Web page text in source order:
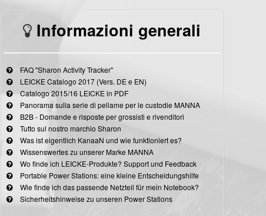
Informazioni generali
FAQ "Sharon Activity Tracker"
LEICKE Catalogo 2017 (Vers. DE e EN)
Catalogo 2015/16 LEICKE in PDF
Panorama sulla serie di pellame per le custodie MANNA
B2B - Domande e risposte per grossisti e rivenditori
Tutto sul nostro marchio Sharon
Was ist eigentlich KanaaN und wie funktioniert es?
Wissenswertes zu unserer Marke MANNA
Wo finde ich LEICKE-Produkte? Support und Feedback
Portable Power Stations: eine kleine Entscheidungshilfe
Wie finde ich das passende Netzteil für mein Notebook?
Sicherheitshinweise zu unseren Power Stations